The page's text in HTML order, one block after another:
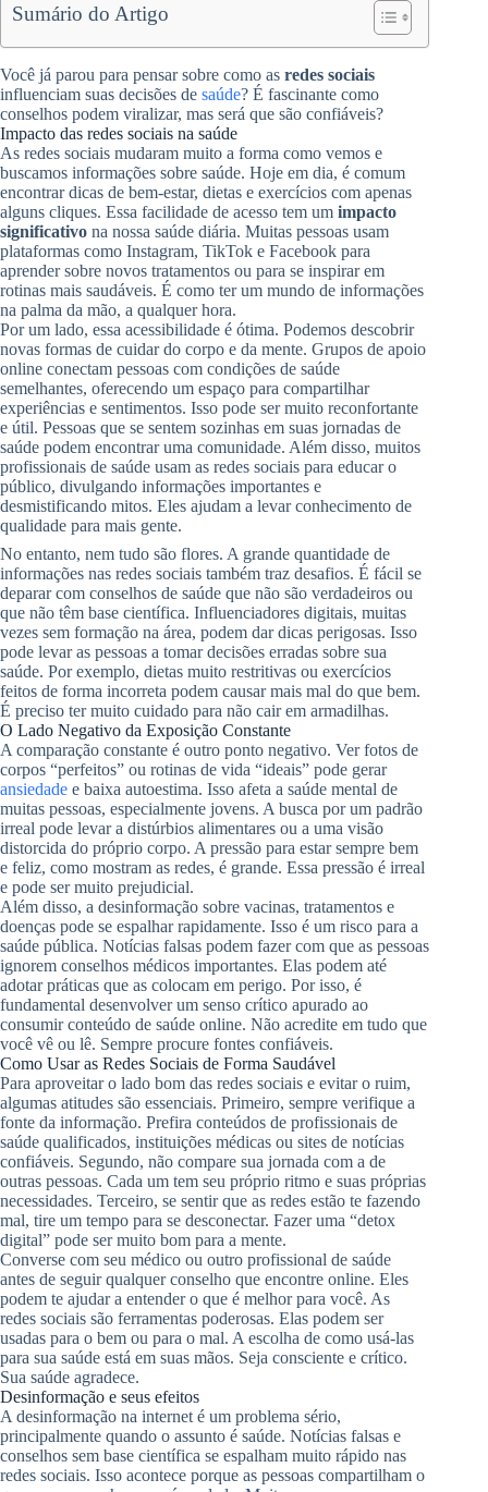
Sumário do Artigo
Você já parou para pensar sobre como as redes sociais
influenciam suas decisões de saúde? É fascinante como
conselhos podem viralizar, mas será que são confiáveis?
Impacto das redes sociais na saúde
As redes sociais mudaram muito a forma como vemos e
buscamos informações sobre saúde. Hoje em dia, é comum
encontrar dicas de bem-estar, dietas e exercícios com apenas
alguns cliques. Essa facilidade de acesso tem um impacto
significativo na nossa saúde diária. Muitas pessoas usam
plataformas como Instagram, TikTok e Facebook para
aprender sobre novos tratamentos ou para se inspirar em
rotinas mais saudáveis. É como ter um mundo de informações
na palma da mão, a qualquer hora.
Por um lado, essa acessibilidade é ótima. Podemos descobrir
novas formas de cuidar do corpo e da mente. Grupos de apoio
online conectam pessoas com condições de saúde
semelhantes, oferecendo um espaço para compartilhar
experiências e sentimentos. Isso pode ser muito reconfortante
e útil. Pessoas que se sentem sozinhas em suas jornadas de
saúde podem encontrar uma comunidade. Além disso, muitos
profissionais de saúde usam as redes sociais para educar o
público, divulgando informações importantes e
desmistificando mitos. Eles ajudam a levar conhecimento de
qualidade para mais gente.
No entanto, nem tudo são flores. A grande quantidade de
informações nas redes sociais também traz desafios. É fácil se
deparar com conselhos de saúde que não são verdadeiros ou
que não têm base científica. Influenciadores digitais, muitas
vezes sem formação na área, podem dar dicas perigosas. Isso
pode levar as pessoas a tomar decisões erradas sobre sua
saúde. Por exemplo, dietas muito restritivas ou exercícios
feitos de forma incorreta podem causar mais mal do que bem.
É preciso ter muito cuidado para não cair em armadilhas.
O Lado Negativo da Exposição Constante
A comparação constante é outro ponto negativo. Ver fotos de
corpos “perfeitos” ou rotinas de vida “ideais” pode gerar
ansiedade e baixa autoestima. Isso afeta a saúde mental de
muitas pessoas, especialmente jovens. A busca por um padrão
irreal pode levar a distúrbios alimentares ou a uma visão
distorcida do próprio corpo. A pressão para estar sempre bem
e feliz, como mostram as redes, é grande. Essa pressão é irreal
e pode ser muito prejudicial.
Além disso, a desinformação sobre vacinas, tratamentos e
doenças pode se espalhar rapidamente. Isso é um risco para a
saúde pública. Notícias falsas podem fazer com que as pessoas
ignorem conselhos médicos importantes. Elas podem até
adotar práticas que as colocam em perigo. Por isso, é
fundamental desenvolver um senso crítico apurado ao
consumir conteúdo de saúde online. Não acredite em tudo que
você vê ou lê. Sempre procure fontes confiáveis.
Como Usar as Redes Sociais de Forma Saudável
Para aproveitar o lado bom das redes sociais e evitar o ruim,
algumas atitudes são essenciais. Primeiro, sempre verifique a
fonte da informação. Prefira conteúdos de profissionais de
saúde qualificados, instituições médicas ou sites de notícias
confiáveis. Segundo, não compare sua jornada com a de
outras pessoas. Cada um tem seu próprio ritmo e suas próprias
necessidades. Terceiro, se sentir que as redes estão te fazendo
mal, tire um tempo para se desconectar. Fazer uma “detox
digital” pode ser muito bom para a mente.
Converse com seu médico ou outro profissional de saúde
antes de seguir qualquer conselho que encontre online. Eles
podem te ajudar a entender o que é melhor para você. As
redes sociais são ferramentas poderosas. Elas podem ser
usadas para o bem ou para o mal. A escolha de como usá-las
para sua saúde está em suas mãos. Seja consciente e crítico.
Sua saúde agradece.
Desinformação e seus efeitos
A desinformação na internet é um problema sério,
principalmente quando o assunto é saúde. Notícias falsas e
conselhos sem base científica se espalham muito rápido nas
redes sociais. Isso acontece porque as pessoas compartilham o